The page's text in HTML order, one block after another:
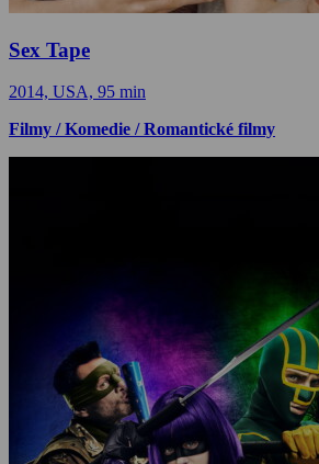
Sex Tape
2014, USA, 95 min
Filmy / Komedie / Romantické filmy